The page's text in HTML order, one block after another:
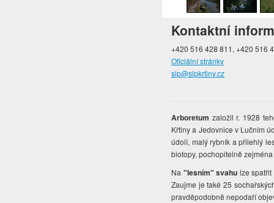
Kontaktní
+420 516 428 811, +420 516
Oficiální stránky
slp@slpkrtiny.cz
Arboretum založil r. 1928
Křtiny a Jedovnice v Lučním
údolí, malý rybník a přilehlý
biotopy, pochopitelně
Na "lesním" svahu lze
Zaujme je také 25
pravděpodobně nepodaří